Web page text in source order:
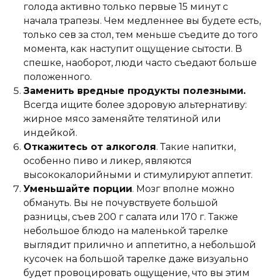
голода активно только первые 15 минут с
начала трапезы. Чем медленнее вы будете есть,
только сев за стол, тем меньше съедите до того
момента, как наступит ощущение сытости. В
спешке, наоборот, люди часто съедают больше
положенного.
Заменить вредные продукты полезными.
Всегда ищите более здоровую альтернативу:
жирное мясо заменяйте телятиной или
индейкой.
Откажитесь от алкоголя. Такие напитки,
особенно пиво и ликер, являются
высококалорийными и стимулируют аппетит.
Уменьшайте порции. Мозг вполне можно
обмануть. Вы не почувствуете большой
разницы, съев 200 г салата или 170 г. Также
небольшое блюдо на маленькой тарелке
выглядит прилично и аппетитно, а небольшой
кусочек на большой тарелке даже визуально
будет провоцировать ощущение, что вы этим